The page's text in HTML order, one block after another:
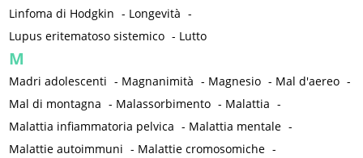
Linfoma di Hodgkin - Longevità -
Lupus eritematoso sistemico - Lutto
M
Madri adolescenti - Magnanimità - Magnesio - Mal d'aereo -
Mal di montagna - Malassorbimento - Malattia -
Malattia infiammatoria pelvica - Malattia mentale -
Malattie autoimmuni - Malattie cromosomiche -